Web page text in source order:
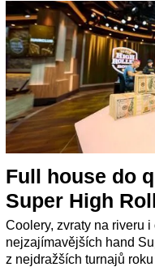
Full house do
Super High
Coolery, zvraty na riveru
nejzajímavějších hand
z nejdražších turnajů